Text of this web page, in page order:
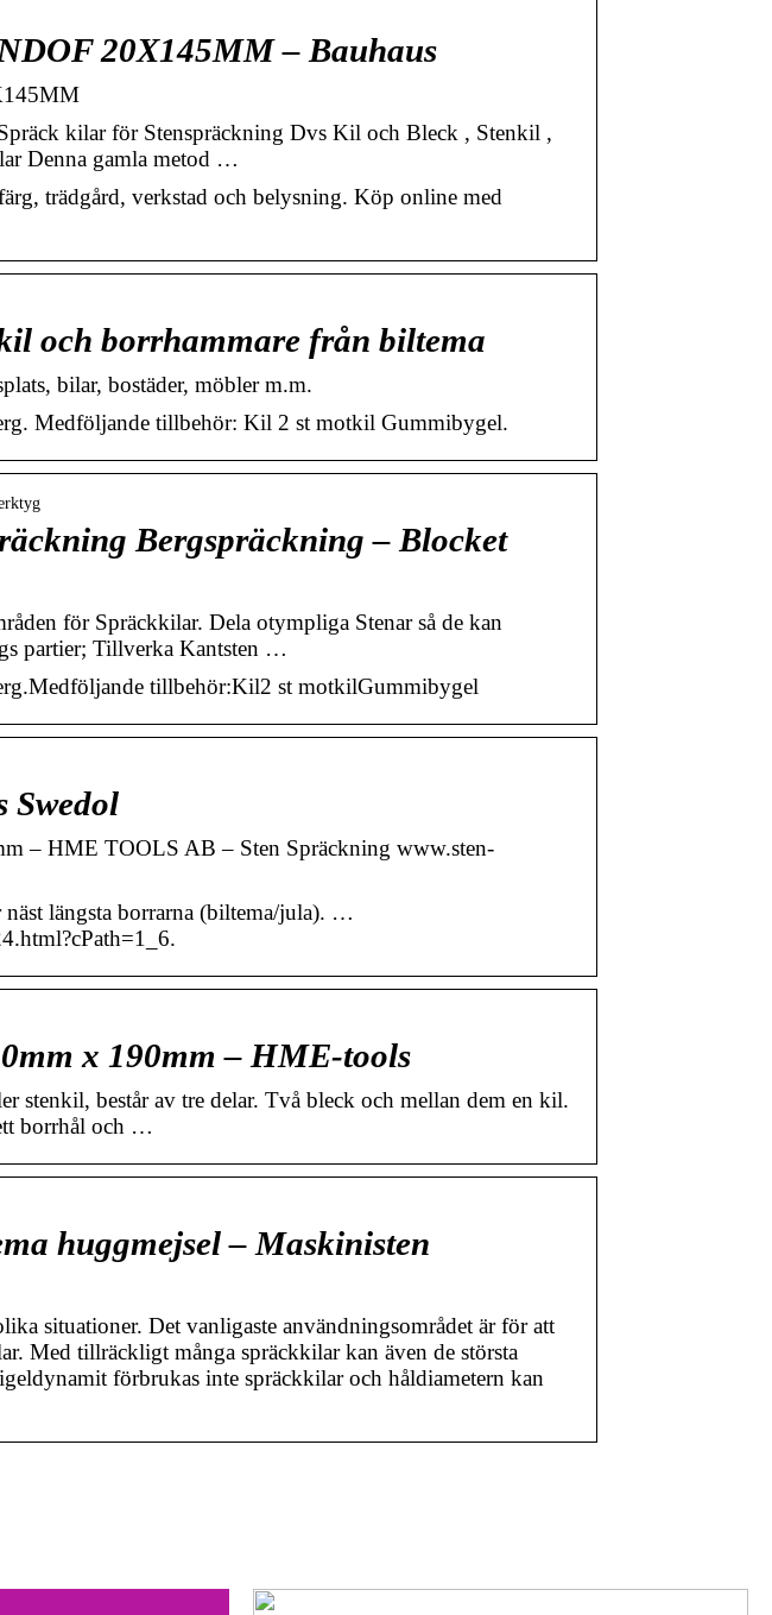
20X145MM – Bauhaus
kilar för Stenspräckning Dvs Kil och Bleck , Stenkil ,
Denna gamla metod …
trädgård, verkstad och belysning. Köp online med
och borrhammare från biltema
bilar, bostäder, möbler m.m.
Medföljande tillbehör: Kil 2 st motkil Gummibygel.
Bergspräckning – Blocket
för Spräckkilar. Dela otympliga Stenar så de kan
partier; Tillverka Kantsten …
tillbehör:Kil2 st motkilGummibygel
Swedol
– HME TOOLS AB – Sten Spräckning www.sten-
längsta borrarna (biltema/jula). …
x 190mm – HME-tools
stenkil, består av tre delar. Två bleck och mellan dem en kil.
borrhål och …
huggmejsel – Maskinisten
situationer. Det vanligaste användningsområdet är för att
Med tillräckligt många spräckkilar kan även de största
förbrukas inte spräckkilar och håldiametern kan